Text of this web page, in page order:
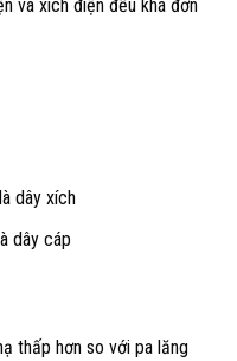
và xích điện đều khá đơn
dây xích
dây cáp
thấp hơn so với pa lăng